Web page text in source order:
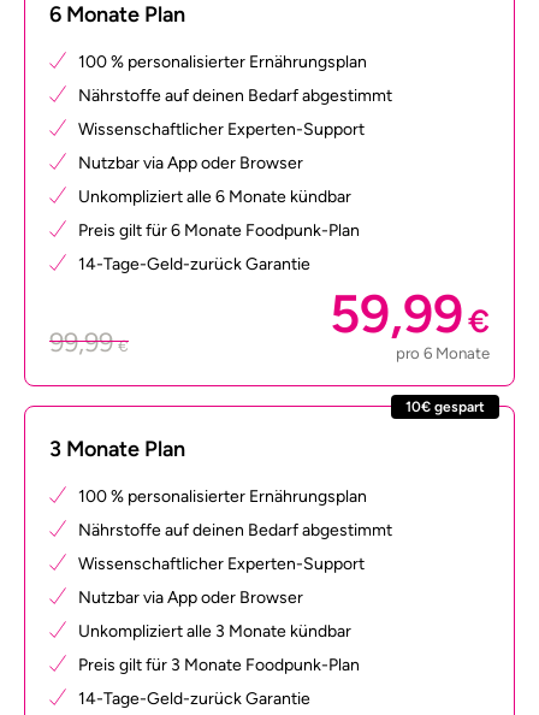
6 Monate Plan
100 % personalisierter Ernährungsplan
Nährstoffe auf deinen Bedarf abgestimmt
Wissenschaftlicher Experten-Support
Nutzbar via App oder Browser
Unkompliziert alle 6 Monate kündbar
Preis gilt für 6 Monate Foodpunk-Plan
14-Tage-Geld-zurück Garantie
99,99 € 59,99€
pro 6 Monate
3 Monate Plan
100 % personalisierter Ernährungsplan
Nährstoffe auf deinen Bedarf abgestimmt
Wissenschaftlicher Experten-Support
Nutzbar via App oder Browser
Unkompliziert alle 3 Monate kündbar
Preis gilt für 3 Monate Foodpunk-Plan
14-Tage-Geld-zurück Garantie
10€ gespart